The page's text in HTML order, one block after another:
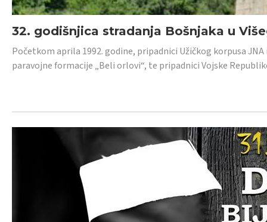
32. godišnjica stradanja Bošnjaka u
Početkom aprila 1992. godine, pripadnici Užičkog korpusa
paravojne formacije „Beli orlovi“, te pripadnici Vojske